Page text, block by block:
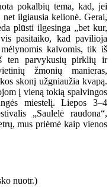
pokalbių tema, kad, jei
ilgiausia kelionė. Gerai,
plūsti ilgesinga „bet kur,
pasitaiko, kad pavilioja
kalvomis, tik iš
ten parvykusių pirklių ir
žmonių manieras,
skonį užgniaužia kvapą.
į vieną tokią spalvingos
miestelį. Liepos 3–4
„Saulelė raudona“,
mus priėmė kaip vienos